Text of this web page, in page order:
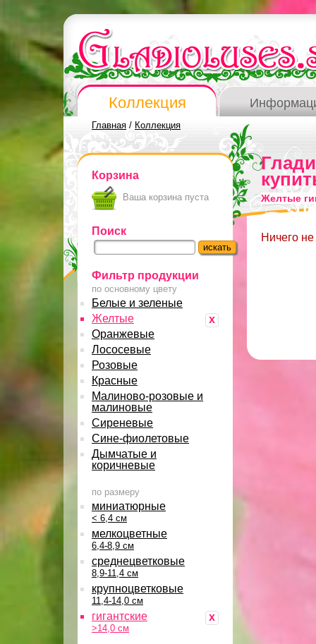
Коллекция
Главная / Коллекция
Корзина
Ваша корзина пуста
Поиск
Фильтр продукции
по основному цвету
Белые и зеленые
x
Желтые
Оранжевые
Лососевые
Розовые
Красные
Малиново-розовые и
малиновые
Сиреневые
Сине-фиолетовые
Дымчатые и
коричневые
по размеру
миниатюрные
< 6,4 см
мелкоцветные
6,4-8,9 см
среднецветковые
8,9-11,4 см
крупноцветковые
11,4-14,0 см
x
гигантские
>14,0 см
Желтые
Ничего